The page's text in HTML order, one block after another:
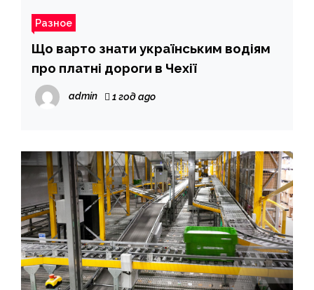
Разное
Що варто знати українським водіям
про платні дороги в Чехії
admin 1 год ago